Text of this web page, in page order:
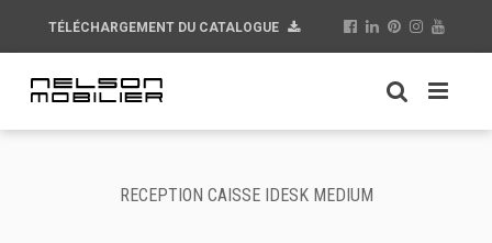
TÉLÉCHARGEMENT DU CATALOGUE
RECEPTION CAISSE IDESK MEDIUM